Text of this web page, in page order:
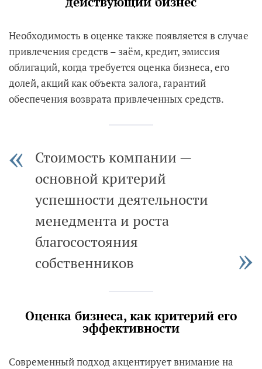
Необходимость в оценке также появляется в случае
привлечения средств – заём, кредит, эмиссия
облигаций, когда требуется оценка бизнеса, его
долей, акций как объекта залога, гарантий
обеспечения возврата привлеченных средств.
Стоимость компании —
основной критерий
успешности деятельности
менедмента и роста
благосостояния
собственников
Оценка бизнеса, как критерий его
эффективности
Современный подход акцентирует внимание на